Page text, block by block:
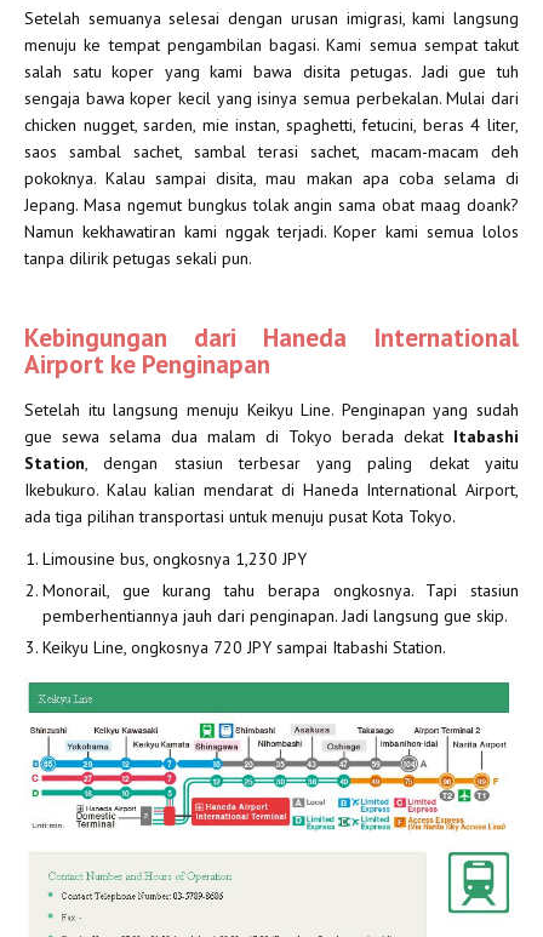
Setelah semuanya selesai dengan urusan imigrasi, kami langsung
menuju ke tempat pengambilan bagasi. Kami semua sempat takut
salah satu koper yang kami bawa disita petugas. Jadi gue tuh
sengaja bawa koper kecil yang isinya semua perbekalan. Mulai dari
chicken nugget, sarden, mie instan, spaghetti, fetucini, beras 4 liter,
saos sambal sachet, sambal terasi sachet, macam-macam deh
pokoknya. Kalau sampai disita, mau makan apa coba selama di
Jepang. Masa ngemut bungkus tolak angin sama obat maag doank?
Namun kekhawatiran kami nggak terjadi. Koper kami semua lolos
tanpa dilirik petugas sekali pun.
Kebingungan dari Haneda International
Airport ke Penginapan
Setelah itu langsung menuju Keikyu Line. Penginapan yang sudah
gue sewa selama dua malam di Tokyo berada dekat Itabashi
Station, dengan stasiun terbesar yang paling dekat yaitu
Ikebukuro. Kalau kalian mendarat di Haneda International Airport,
ada tiga pilihan transportasi untuk menuju pusat Kota Tokyo.
Limousine bus, ongkosnya 1,230 JPY
Monorail, gue kurang tahu berapa ongkosnya. Tapi stasiun
pemberhentiannya jauh dari penginapan. Jadi langsung gue skip.
Keikyu Line, ongkosnya 720 JPY sampai Itabashi Station.